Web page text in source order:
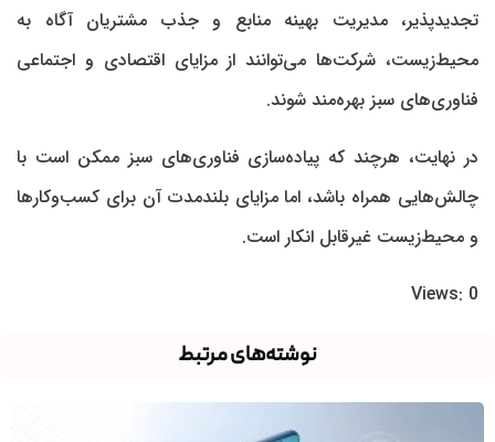
تجدیدپذیر، مدیریت بهینه منابع و جذب مشتریان آگاه به
محیط‌زیست، شرکت‌ها می‌توانند از مزایای اقتصادی و اجتماعی
فناوری‌های سبز بهره‌مند شوند.
در نهایت، هرچند که پیاده‌سازی فناوری‌های سبز ممکن است با
چالش‌هایی همراه باشد، اما مزایای بلندمدت آن برای کسب‌وکار‌ها
و محیط‌زیست غیرقابل انکار است.
Views: 0
نوشته‌های مرتبط